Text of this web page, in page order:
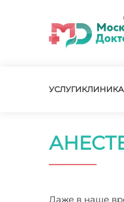
УСЛУГИКЛИНИКА
Даже в наше